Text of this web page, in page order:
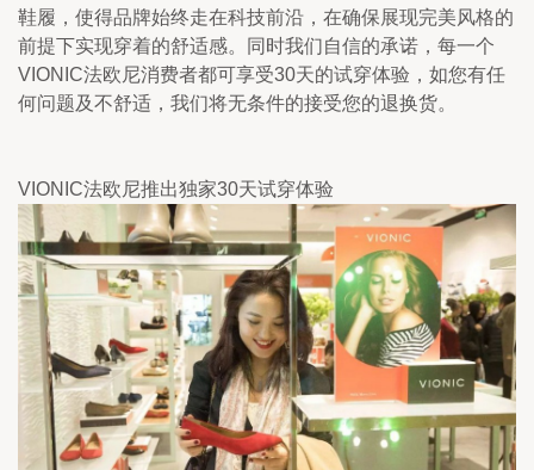
鞋履，使得品牌始终走在科技前沿，在确保展现完美风格的
前提下实现穿着的舒适感。同时我们自信的承诺，每一个
VIONIC法欧尼消费者都可享受30天的试穿体验，如您有任
何问题及不舒适，我们将无条件的接受您的退换货。
VIONIC法欧尼推出独家30天试穿体验